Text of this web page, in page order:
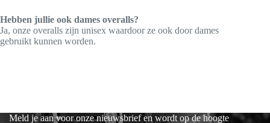
Hebben jullie ook dames overalls?
Ja, onze overalls zijn unisex waardoor ze ook door dames
gebruikt kunnen worden.
Meld je aan voor onze nieuwsbrief en wordt op de hoogte